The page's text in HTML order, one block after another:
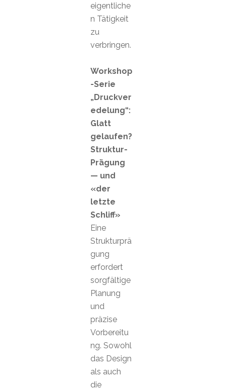
eigentliche
n Tätigkeit
zu
verbringen.
Workshop
-Serie
„Druckver
edelung“:
Glatt
gelaufen?
Struktur-
Prägung
— und
«der
letzte
Schliff»
Eine
Strukturprä
gung
erfordert
sorgfältige
Planung
und
präzise
Vorbereitu
ng. Sowohl
das Design
als auch
die